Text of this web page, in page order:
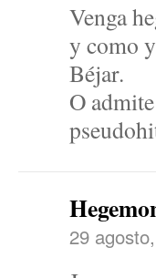
Venga
y como
Béjar.
O
29